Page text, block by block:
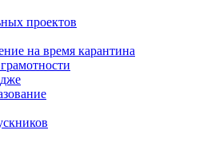
проектов
на время карантина